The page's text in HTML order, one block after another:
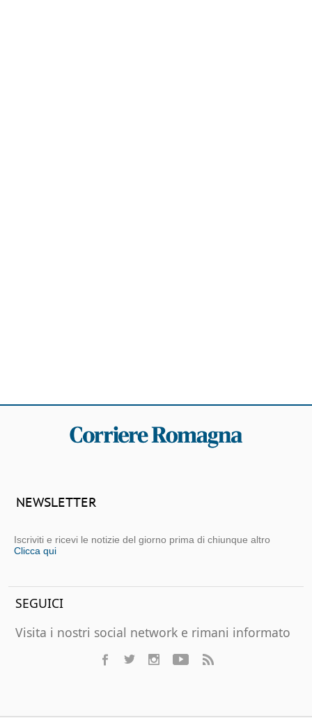
NEWSLETTER
Iscriviti e ricevi le notizie del giorno prima di chiunque altro
Clicca qui
SEGUICI
Visita i nostri social network e rimani informato